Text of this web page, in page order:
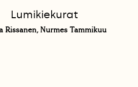
Lumikiekurat
Rissanen, Nurmes Tammikuu